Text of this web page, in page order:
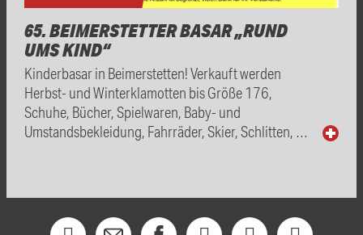
65. BEIMERSTETTER BASAR „RUND
UMS KIND“
Kinderbasar in Beimerstetten! Verkauft werden
Herbst- und Winterklamotten bis Größe 176,
Schuhe, Bücher, Spielwaren, Baby- und
Umstandsbekleidung, Fahrräder, Skier, Schlitten, …